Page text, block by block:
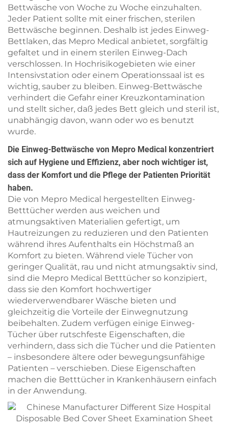
Bettwäsche von Woche zu Woche einzuhalten.
Jeder Patient sollte mit einer frischen, sterilen
Bettwäsche beginnen. Deshalb ist jedes Einweg-
Bettlaken, das Mepro Medical anbietet, sorgfältig
gefaltet und in einem sterilen Einweg-Dach
verschlossen. In Hochrisikogebieten wie einer
Intensivstation oder einem Operationssaal ist es
wichtig, sauber zu bleiben. Einweg-Bettwäsche
verhindert die Gefahr einer Kreuzkontamination
und stellt sicher, daß jedes Bett gleich und steril ist,
unabhängig davon, wann oder wo es benutzt
wurde.
Die Einweg-Bettwäsche von Mepro Medical konzentriert
sich auf Hygiene und Effizienz, aber noch wichtiger ist,
dass der Komfort und die Pflege der Patienten Priorität
haben.
Die von Mepro Medical hergestellten Einweg-
Betttücher werden aus weichen und
atmungsaktiven Materialien gefertigt, um
Hautreizungen zu reduzieren und den Patienten
während ihres Aufenthalts ein Höchstmaß an
Komfort zu bieten. Während viele Tücher von
geringer Qualität, rau und nicht atmungsaktiv sind,
sind die Mepro Medical Betttücher so konzipiert,
dass sie den Komfort hochwertiger
wiederverwendbarer Wäsche bieten und
gleichzeitig die Vorteile der Einwegnutzung
beibehalten. Zudem verfügen einige Einweg-
Tücher über rutschfeste Eigenschaften, die
verhindern, dass sich die Tücher und die Patienten
– insbesondere ältere oder bewegungsunfähige
Patienten – verschieben. Diese Eigenschaften
machen die Betttücher in Krankenhäusern einfach
in der Anwendung.